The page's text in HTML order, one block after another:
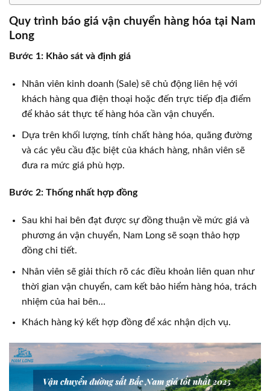
Quy trình báo giá vận chuyển hàng hóa tại Nam
Long
Bước 1: Khảo sát và định giá
Nhân viên kinh doanh (Sale) sẽ chủ động liên hệ với
khách hàng qua điện thoại hoặc đến trực tiếp địa điểm
để khảo sát thực tế hàng hóa cần vận chuyển.
Dựa trên khối lượng, tính chất hàng hóa, quãng đường
và các yêu cầu đặc biệt của khách hàng, nhân viên sẽ
đưa ra mức giá phù hợp.
Bước 2: Thống nhất hợp đồng
Sau khi hai bên đạt được sự đồng thuận về mức giá và
phương án vận chuyển, Nam Long sẽ soạn thảo hợp
đồng chi tiết.
Nhân viên sẽ giải thích rõ các điều khoản liên quan như
thời gian vận chuyển, cam kết bảo hiểm hàng hóa, trách
nhiệm của hai bên…
Khách hàng ký kết hợp đồng để xác nhận dịch vụ.